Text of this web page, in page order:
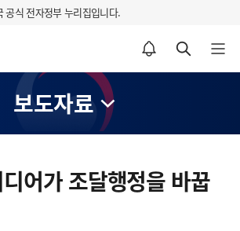
공식 전자정부 누리집입니다.
알림설정 바로가기 검색 바로가기 메뉴 열기
보도자료
어가 조달행정을 바꿉